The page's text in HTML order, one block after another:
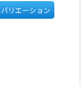
バリエーション